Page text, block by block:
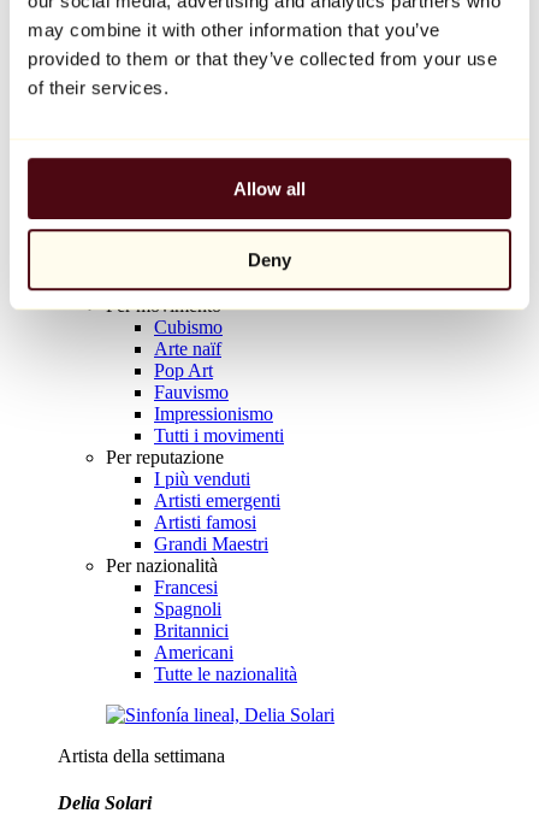
may combine it with other information that you’ve
provided to them or that they’ve collected from your use
of their services.
Allow all
Deny
69 €
Scoprire
Esplora
Tutti gli scultori
Tutti i fotografi
Tutti i designer
Tutti gli artisti
Per movimento
Cubismo
Arte naïf
Pop Art
Fauvismo
Impressionismo
Tutti i movimenti
Per reputazione
I più venduti
Artisti emergenti
Artisti famosi
Grandi Maestri
Per nazionalità
Francesi
Spagnoli
Britannici
Americani
Tutte le nazionalità
Artista della settimana
Delia Solari